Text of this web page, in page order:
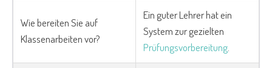
Wie bereiten Sie auf
Klassenarbeiten vor?
Ein guter Lehrer hat ein
System zur gezielten
Prüfungsvorbereitung.